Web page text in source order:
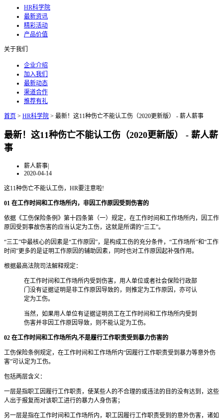
HR科学院
最新资讯
精彩活动
产品价值
关于我们
企业介绍
加入我们
最新动态
渠道合作
推荐有礼
首页 > HR科学院 > 最新！这11种伤亡不能认工伤（2020更新版） - 薪人薪事
最新！这11种伤亡不能认工伤（2020更新版） - 薪人薪
事
薪人薪事|
2020-04-14
这11种伤亡不能认工伤，HR要注意啦!
01 在工作时间和工作场所内，非因工作原因受到伤害的
依据《工伤保险条例》第十四条第（一）规定，在工作时间和工作场所内，因工作
原因受到事故伤害的应当认定为工伤，这就是所谓的“三工”。
“三工”中最核心的因素是“工作原因”，是构成工伤的充分条件，“工作场所”和“工作
时间”更多的是证明工作原因的辅助因素，同时也对工作原因起补强作用。
根据最高法院司法解释规定：
在工作时间和工作场所内受到伤害，用人单位或者社会保险行政部
门没有证据证明是非工作原因导致的，则推定为工作原因，亦可认
定为工伤。
当然，如果用人单位有证据证明员工在工作时间和工作场所内受到
伤害并非因工作原因导致，则不能认定为工伤。
02 在工作时间和工作场所内,不是履行工作职责受到暴力伤害的
工伤保险条例规定，在工作时间和工作场所内“因履行工作职责受到暴力等意外伤
害”可认定为工伤。
包括两层含义：
一层是指职工因履行工作职责，使某些人的不合理的或违法的目的没有达到，这些
人出于报复而对该职工进行的暴力人身伤害；
另一层是指在工作时间和工作场所内，职工因履行工作职责受到的意外伤害，诸如